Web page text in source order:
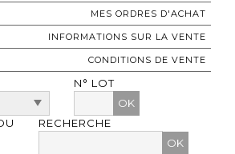
MES ORDRES D'ACHAT
INFORMATIONS SUR LA VENTE
CONDITIONS DE VENTE
N° LOT
OK
RECHERCHE